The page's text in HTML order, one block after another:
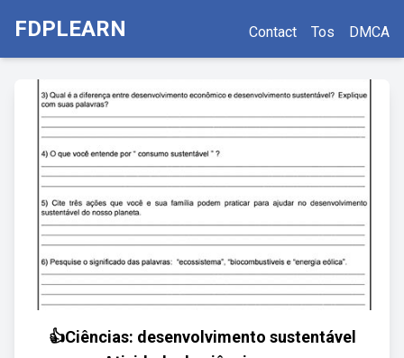
FDPLEARN Contact Tos DMCA
👍Ciências: desenvolvimento sustentável